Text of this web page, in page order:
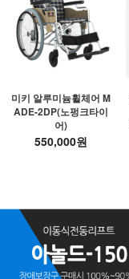
미키 알루미늄휠체어 M
ADE-2DP(노펑크타이
어)
550,000원